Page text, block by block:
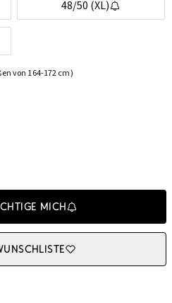
48/50 (XL)
von 164-172 cm)
mich